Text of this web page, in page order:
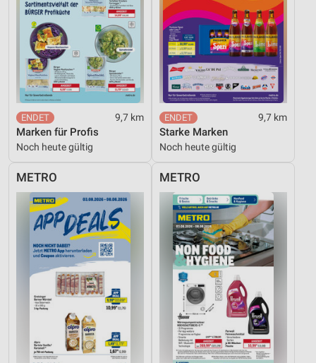
9,7 km
Marken für Profis
Noch heute gültig
9,7 km
Starke Marken
Noch heute gültig
METRO METRO